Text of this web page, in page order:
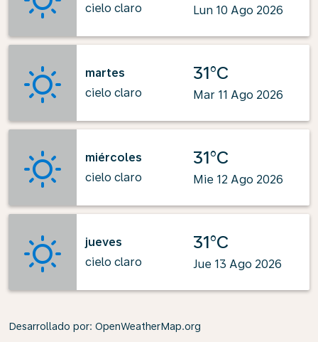
cielo claro
Lun 10 Ago 2026
martes
cielo claro
31°C
Mar 11 Ago 2026
miércoles
cielo claro
31°C
Mie 12 Ago 2026
jueves
cielo claro
31°C
Jue 13 Ago 2026
Desarrollado por: OpenWeatherMap.org